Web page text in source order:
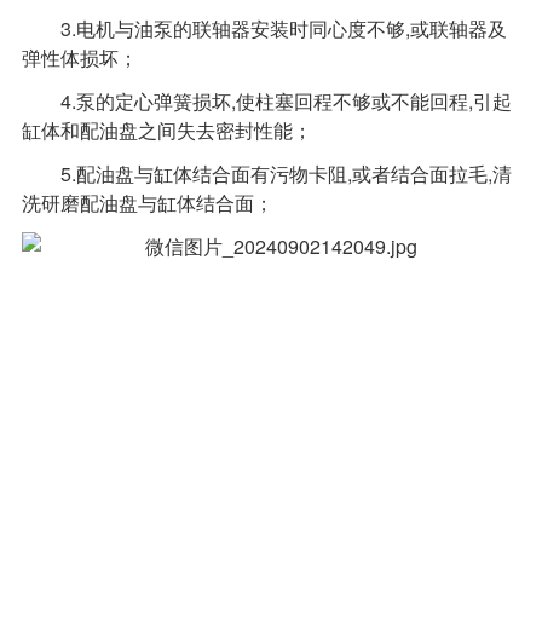
3.电机与油泵的联轴器安装时同心度不够,或联轴器及
弹性体损坏；
4.泵的定心弹簧损坏,使柱塞回程不够或不能回程,引起
缸体和配油盘之间失去密封性能；
5.配油盘与缸体结合面有污物卡阻,或者结合面拉毛,清
洗研磨配油盘与缸体结合面；